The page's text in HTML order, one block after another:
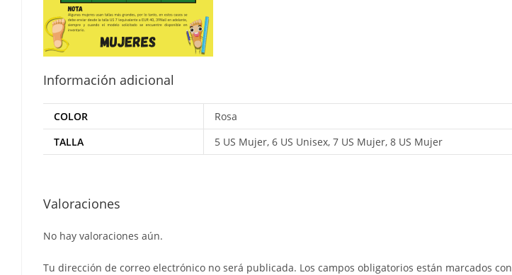
Información adicional
COLOR
Rosa
TALLA
5 US Mujer, 6 US Unisex, 7 US Mujer, 8 US Mujer
Valoraciones
No hay valoraciones aún.
Tu dirección de correo electrónico no será publicada. Los campos obligatorios están marcados con